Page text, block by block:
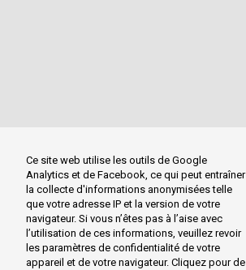
Ce site web utilise les outils de Google
Analytics et de Facebook, ce qui peut entraîner
la collecte d'informations anonymisées telle
que votre adresse IP et la version de votre
navigateur. Si vous n’êtes pas à l’aise avec
l’utilisation de ces informations, veuillez revoir
les paramètres de confidentialité de votre
appareil et de votre navigateur. Cliquez pour de